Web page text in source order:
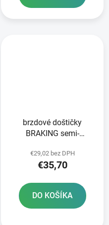
brzdové doštičky
BRAKING semi-
ks v balení
€29,02 bez DPH
€35,70
DO KOŠÍKA